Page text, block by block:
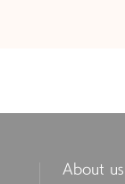
About us